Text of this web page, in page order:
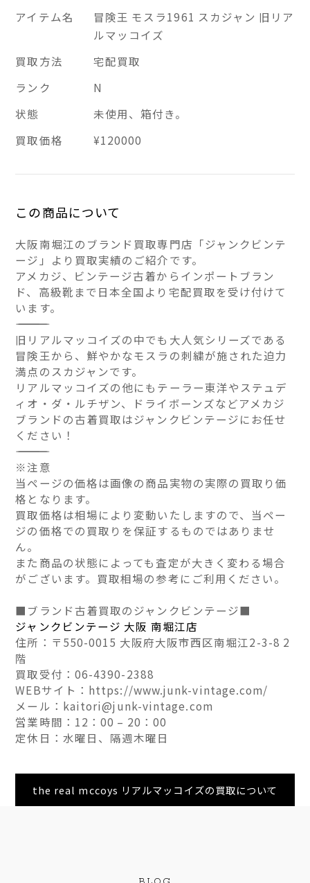
アイテム名
冒険王 モスラ1961 スカジャン 旧リア
ルマッコイズ
買取方法
宅配買取
ランク
N
状態
未使用、箱付き。
買取価格
¥120000
この商品について
大阪南堀江のブランド買取専門店「ジャンクビンテ
ージ」より買取実績のご紹介です。
アメカジ、ビンテージ古着からインポートブラン
ド、高級靴まで日本全国より宅配買取を受け付けて
います。
――――――――――――――
旧リアルマッコイズの中でも大人気シリーズである
冒険王から、鮮やかなモスラの刺繍が施された迫力
満点のスカジャンです。
リアルマッコイズの他にもテーラー東洋やステュデ
ィオ・ダ・ルチザン、ドライボーンズなどアメカジ
ブランドの古着買取はジャンクビンテージにお任せ
ください！
――――――――――――――
※注意
当ページの価格は画像の商品実物の実際の買取り価
格となります。
買取価格は相場により変動いたしますので、当ペー
ジの価格での買取りを保証するものではありませ
ん。
また商品の状態によっても査定が大きく変わる場合
がございます。買取相場の参考にご利用ください。
■ブランド古着買取のジャンクビンテージ■
ジャンクビンテージ 大阪 南堀江店
住所：〒550-0015 大阪府大阪市西区南堀江2-3-8 2
階
買取受付：06-4390-2388
WEBサイト：https://www.junk-vintage.com/
メール：kaitori@junk-vintage.com
営業時間：12：00 – 20：00
定休日：水曜日、隔週木曜日
the real mccoys リアルマッコイズの買取について